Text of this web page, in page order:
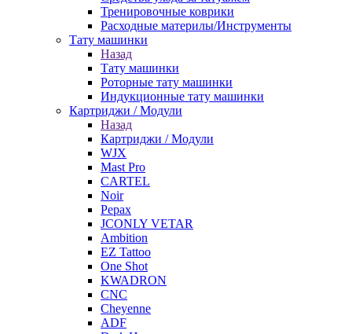
Тренировочные коврики
Расходные материлы/Инструменты
Тату машинки
Назад
Тату машинки
Роторные тату машинки
Индукционные тату машинки
Картриджи / Модули
Назад
Картриджи / Модули
WJX
Mast Pro
CARTEL
Noir
Pepax
JCONLY VETAR
Ambition
EZ Tattoo
One Shot
KWADRON
CNC
Cheyenne
ADF